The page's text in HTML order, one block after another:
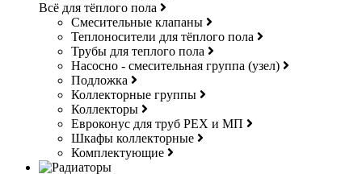
Всё для тёплого пола
Смесительные клапаны
Теплоносители для тёплого пола
Трубы для теплого пола
Насосно - смесительная группа (узел)
Подложка
Коллекторные группы
Коллекторы
Евроконус для труб РЕХ и МП
Шкафы коллекторные
Комплектующие